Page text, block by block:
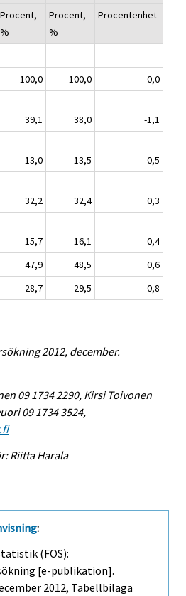
Procent,
%
Procent,
%
Procentenhet
100,0 100,0
0,0
39,1 38,0
-1,1
13,0 13,5
0,5
32,2 32,4
0,3
15,7 16,1
0,4
47,9 48,5
0,6
28,7 29,5 0,8
2012, december.
09 1734 2290, Kirsi Toivonen
09 1734 3524,
Riitta Harala
:
(FOS):
[e-publikation].
2012, Tabellbilaga